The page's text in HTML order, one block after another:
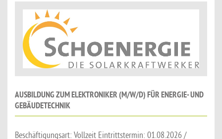
AUSBILDUNG ZUM ELEKTRONIKER (M/W/D) FÜR ENERGIE- UND
GEBÄUDETECHNIK
Beschäftigungsart: Vollzeit Eintrittstermin: 01.08.2026 /